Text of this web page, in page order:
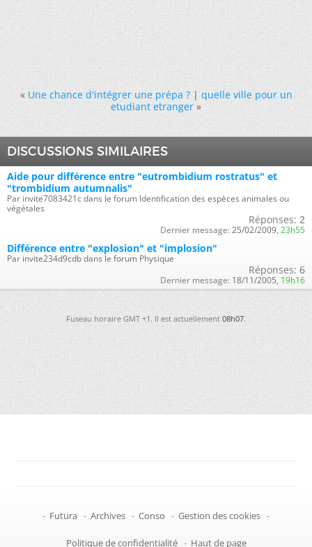
« Une chance d'intégrer une prépa ?|quelle ville pour un
etudiant etranger »
DISCUSSIONS SIMILAIRES
Aide pour différence entre "eutrombidium rostratus" et
"trombidium autumnalis"
Par invite7083421c dans le forum Identification des espèces animales ou
végétales
Réponses: 2
Dernier message: 25/02/2009, 23h55
Différence entre "explosion" et "implosion"
Par invite234d9cdb dans le forum Physique
Réponses: 6
Dernier message: 18/11/2005, 19h16
Fuseau horaire GMT +1. Il est actuellement08h07.
- Futura - Archives - Conso - Gestion des cookies -
Politique de confidentialité - Haut de page